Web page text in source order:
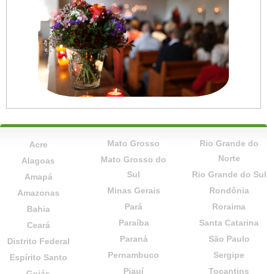
Acre
Alagoas
Amapá
Amazonas
Bahia
Ceará
Distrito Federal
Espírito Santo
Mato Grosso
Mato Grosso do
Sul
Minas Gerais
Pará
Paraíba
Paraná
Pernambuco
Piauí
Rio Grande do
Norte
Rio Grande do Sul
Rondônia
Roraima
Santa Catarina
São Paulo
Sergipe
Tocantins